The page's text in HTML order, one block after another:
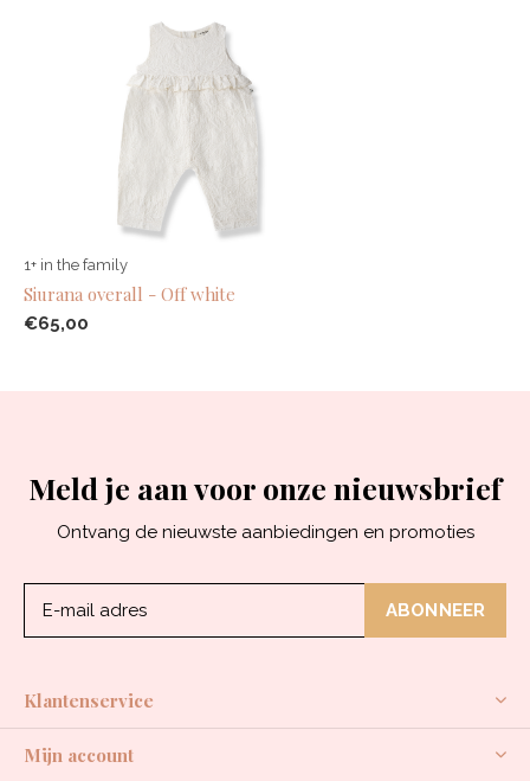
1+ in the family
Siurana overall - Off white
€65,00
Meld je aan voor onze nieuwsbrief
Ontvang de nieuwste aanbiedingen en promoties
ABONNEER
Klantenservice
Mijn account